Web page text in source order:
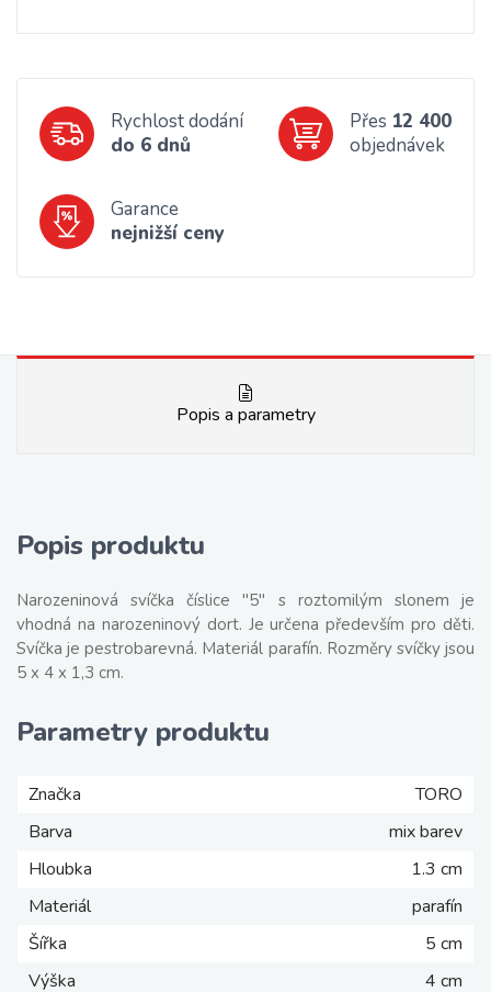
Rychlost dodání
do 6 dnů
Přes 12 400
objednávek
Garance
nejnižší ceny
Popis a parametry
Popis produktu
Narozeninová svíčka číslice "5" s roztomilým slonem je
vhodná na narozeninový dort. Je určena především pro děti.
Svíčka je pestrobarevná. Materiál parafín. Rozměry svíčky jsou
5 x 4 x 1,3 cm.
Parametry produktu
Značka
TORO
Barva
mix barev
Hloubka
1.3 cm
Materiál
parafín
Šířka
5 cm
Výška
4 cm